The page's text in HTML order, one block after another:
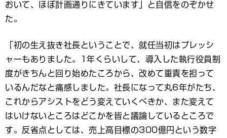
おいて、ほぼ計画通りにきています」と自信をのぞかせ
た。
「初の生え抜き社長ということで、就任当初はプレッシ
ャーもありました。1年くらいして、導入した執行役員制
度がきちんと回り始めたころから、改めて重責を担って
いるんだなと痛感しました。社長になって丸6年がたち、
これからアシストをどう変えていくべきか、また変えて
はいけないところはどこかを皆と議論しているところで
す。反省点としては、売上高目標の300億円という数字